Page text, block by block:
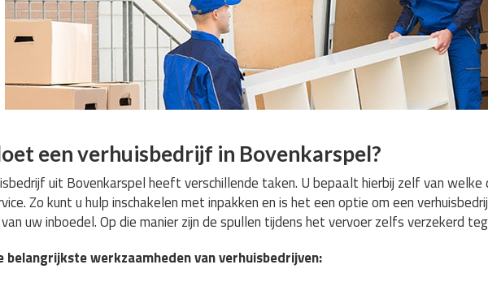
een verhuisbedrijf in Bovenkarspel?
uit Bovenkarspel heeft verschillende taken. U bepaalt hierbij zelf van welke
Zo kunt u hulp inschakelen met inpakken en is het een optie om een
uw inboedel. Op die manier zijn de spullen tijdens het vervoer zelfs verzekerd
belangrijkste werkzaamheden van verhuisbedrijven: